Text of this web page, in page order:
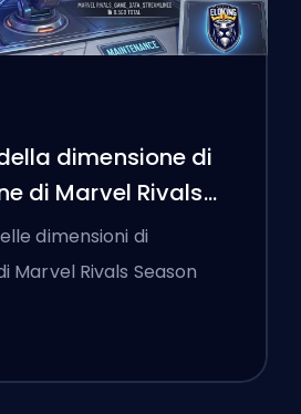
dimensione di
di Marvel Rivals
Spiegata
dimensioni di
Marvel Rivals Season